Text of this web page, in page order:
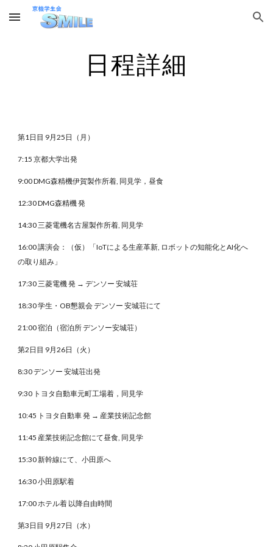
Skip to main content Skip to navigation
日程詳細
第1日目 9月25日（月）
7:15 京都大学出発
9:00 DMG森精機伊賀製作所着, 同見学，昼食
12:30 DMG森精機 発
14:30 三菱電機名古屋製作所着, 同見学
16:00 講演会：（仮）「IoTによる生産革新, ロボットの知能化とAI化へ
の取り組み」
17:30 三菱電機 発 → デンソー 安城荘
18:30 学生・OB懇親会 デンソー 安城荘にて
21:00 宿泊（宿泊所 デンソー安城荘）
第2日目 9月26日（火）
8:30 デンソー 安城荘出発
9:30 トヨタ自動車元町工場着，同見学
10:45 トヨタ自動車 発 → 産業技術記念館
11:45 産業技術記念館にて昼食, 同見学
15:30 新幹線にて、小田原へ
16:30 小田原駅着
17:00 ホテル着 以降自由時間
第3日目 9月27日（水）